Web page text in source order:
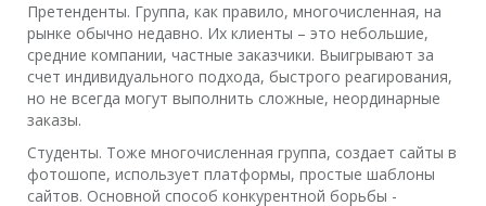
Претенденты. Группа, как правило, многочисленная, на
рынке обычно недавно. Их клиенты – это небольшие,
средние компании, частные заказчики. Выигрывают за
счет индивидуального подхода, быстрого реагирования,
но не всегда могут выполнить сложные, неординарные
заказы.
Студенты. Тоже многочисленная группа, создает сайты в
фотошопе, использует платформы, простые шаблоны
сайтов. Основной способ конкурентной борьбы -